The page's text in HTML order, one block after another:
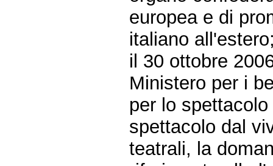
europea e di
italiano
il 30 ottobre
Ministero per i
per lo
spettacolo dal
teatrali, la